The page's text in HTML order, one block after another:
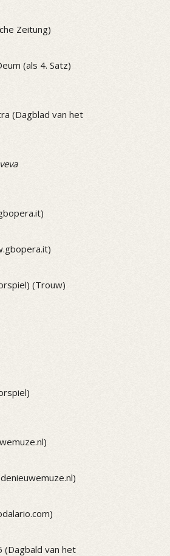
Zeitung)
(als 4. Satz)
(Dagblad van het
(Trouw)
(Dagbald van het